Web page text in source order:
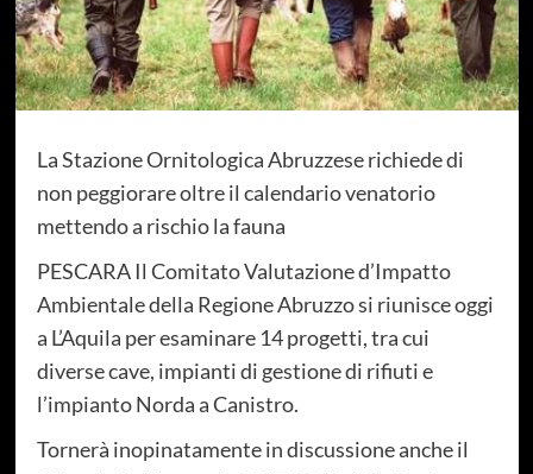
La Stazione Ornitologica Abruzzese richiede di
non peggiorare oltre il calendario venatorio
mettendo a rischio la fauna
PESCARA Il Comitato Valutazione d’Impatto
Ambientale della Regione Abruzzo si riunisce oggi
a L’Aquila per esaminare 14 progetti, tra cui
diverse cave, impianti di gestione di rifiuti e
l’impianto Norda a Canistro.
Tornerà inopinatamente in discussione anche il